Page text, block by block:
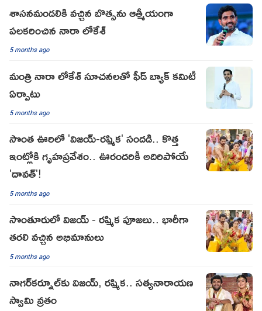
శాసనమండలికి వచ్చిన బొత్సను ఆత్మీయంగా
పలకరించిన నారా లోకేశ్
5 months ago
మంత్రి నారా లోకేశ్ సూచనలతో ఫీడ్ బ్యాక్ కమిటీ
ఏర్పాటు
5 months ago
సొంత ఊరిలో 'విజయ్-రష్మిక' సందడి.. కొత్త
ఇంట్లోకి గృహప్రవేశం.. ఊరందరికీ అదిరిపోయే
'దావత్'!
5 months ago
సొంతూరులో విజయ్ - రష్మిక పూజలు.. భారీగా
తరలి వచ్చిన అభిమానులు
5 months ago
నాగర్‌కర్నూల్‌కు విజయ్, రష్మిక.. సత్యనారాయణ
స్వామి వ్రతం